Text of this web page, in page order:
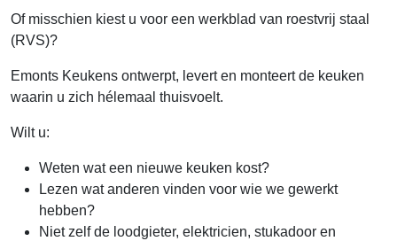
Of misschien kiest u voor een werkblad van roestvrij staal
(RVS)?
Emonts Keukens ontwerpt, levert en monteert de keuken
waarin u zich hélemaal thuisvoelt.
Wilt u:
Weten wat een nieuwe keuken kost?
Lezen wat anderen vinden voor wie we gewerkt
hebben?
Niet zelf de loodgieter, elektricien, stukadoor en